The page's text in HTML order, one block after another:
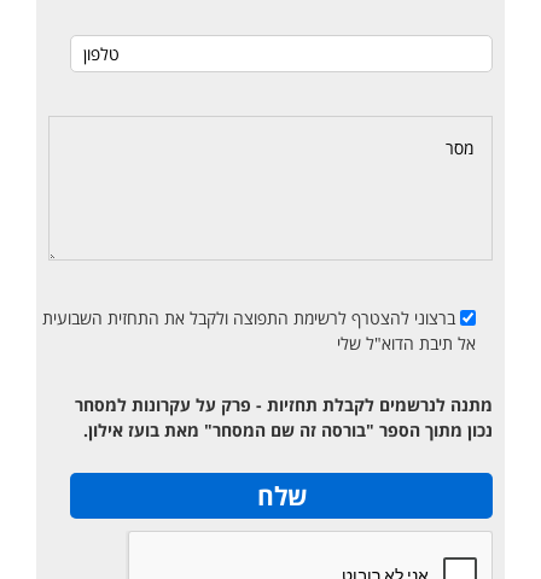
ברצוני להצטרף לרשימת התפוצה ולקבל את התחזית השבועית
אל תיבת הדוא"ל שלי
מתנה לנרשמים לקבלת תחזיות - פרק על עקרונות למסחר
נכון מתוך הספר "בורסה זה שם המסחר" מאת בועז אילון.